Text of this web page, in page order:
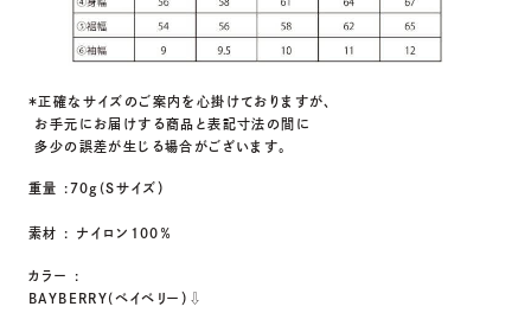
＊正確なサイズのご案内を心掛けておりますが、
お手元にお届けする商品と表記寸法の間に
多少の誤差が生じる場合がございます。
重量 :７０g(Sサイズ）
素材 : ナイロン100％
カラー :
BAYBERRY(ベイベリー）⇩